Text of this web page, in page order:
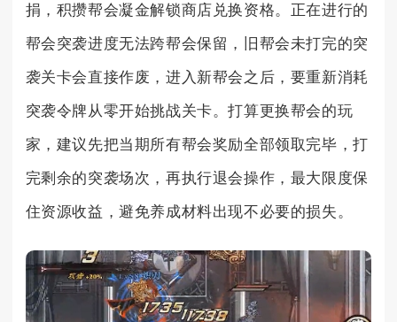
捐，积攒帮会凝金解锁商店兑换资格。正在进行的
帮会突袭进度无法跨帮会保留，旧帮会未打完的突
袭关卡会直接作废，进入新帮会之后，要重新消耗
突袭令牌从零开始挑战关卡。打算更换帮会的玩
家，建议先把当期所有帮会奖励全部领取完毕，打
完剩余的突袭场次，再执行退会操作，最大限度保
住资源收益，避免养成材料出现不必要的损失。